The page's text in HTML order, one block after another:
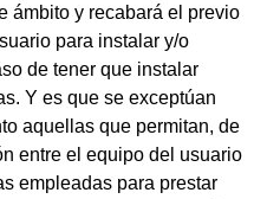
ámbito y recabará el previo
para instalar y/o
de tener que instalar
Y es que se exceptúan
aquellas que permitan, de
entre el equipo del usuario
empleadas para prestar